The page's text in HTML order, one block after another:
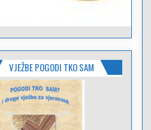
VJEŽBE POGODI TKO SAM